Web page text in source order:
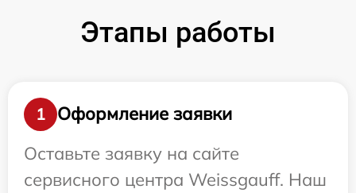
Этапы работы
1
Оформление заявки
Оставьте заявку на сайте
сервисного центра Weissgauff. Наш